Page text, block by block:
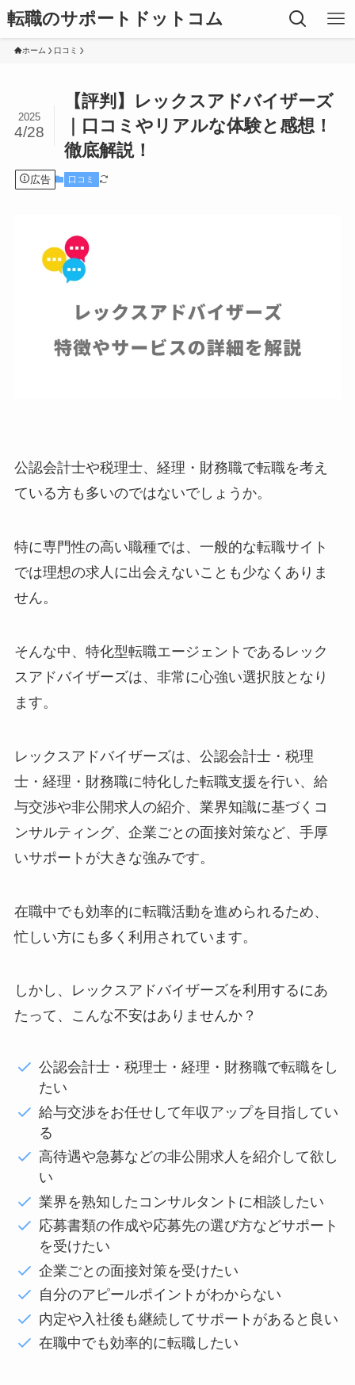
転職のサポートドットコム
ホーム 口コミ
【評判】レックスアドバイザーズ
｜口コミやリアルな体験と感想！
徹底解説！
2025
4/28
広告 口コミ
公認会計士や税理士、経理・財務職で転職を考え
ている方も多いのではないでしょうか。
特に専門性の高い職種では、一般的な転職サイト
では理想の求人に出会えないことも少なくありま
せん。
そんな中、特化型転職エージェントであるレック
スアドバイザーズは、非常に心強い選択肢となり
ます。
レックスアドバイザーズは、公認会計士・税理
士・経理・財務職に特化した転職支援を行い、給
与交渉や非公開求人の紹介、業界知識に基づくコ
ンサルティング、企業ごとの面接対策など、手厚
いサポートが大きな強みです。
在職中でも効率的に転職活動を進められるため、
忙しい方にも多く利用されています。
しかし、レックスアドバイザーズを利用するにあ
たって、こんな不安はありませんか？
公認会計士・税理士・経理・財務職で転職をし
たい
給与交渉をお任せして年収アップを目指してい
る
高待遇や急募などの非公開求人を紹介して欲し
い
業界を熟知したコンサルタントに相談したい
応募書類の作成や応募先の選び方などサポート
を受けたい
企業ごとの面接対策を受けたい
自分のアピールポイントがわからない
内定や入社後も継続してサポートがあると良い
在職中でも効率的に転職したい